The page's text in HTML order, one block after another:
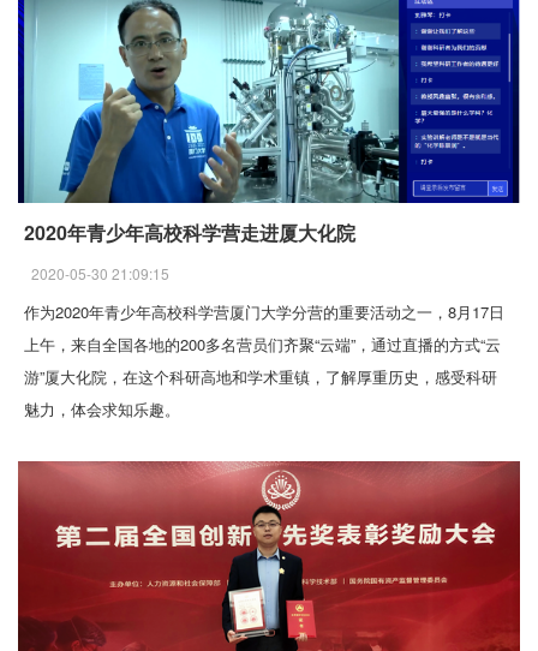
2020年青少年高校科学营走进厦大化院
2020-05-30 21:09:15
作为2020年青少年高校科学营厦门大学分营的重要活动之一，8月17日
上午，来自全国各地的200多名营员们齐聚“云端”，通过直播的方式“云
游”厦大化院，在这个科研高地和学术重镇，了解厚重历史，感受科研
魅力，体会求知乐趣。